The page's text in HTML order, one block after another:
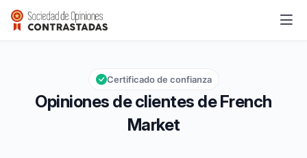
French Market
Calificación global: 9,6 de 10
9,6/10
Opiniones de clientes de French
Market
Certificado de confianza